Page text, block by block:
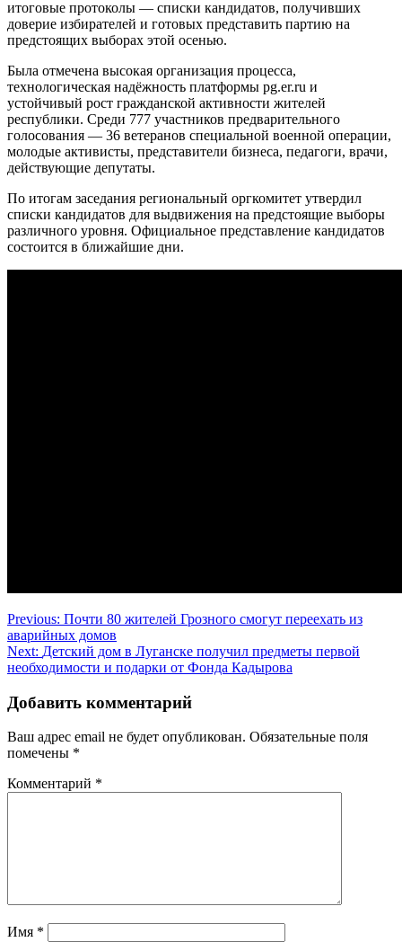
итоговые протоколы — списки кандидатов, получивших
доверие избирателей и готовых представить партию на
предстоящих выборах этой осенью.
Была отмечена высокая организация процесса,
технологическая надёжность платформы pg.er.ru и
устойчивый рост гражданской активности жителей
республики. Среди 777 участников предварительного
голосования — 36 ветеранов специальной военной операции,
молодые активисты, представители бизнеса, педагоги, врачи,
действующие депутаты.
По итогам заседания региональный оргкомитет утвердил
списки кандидатов для выдвижения на предстоящие выборы
различного уровня. Официальное представление кандидатов
состоится в ближайшие дни.
Навигация
по
записям
Previous: Почти 80 жителей Грозного смогут переехать из
аварийных домов
Next: Детский дом в Луганске получил предметы первой
необходимости и подарки от Фонда Кадырова
Добавить комментарий
Ваш адрес email не будет опубликован. Обязательные поля
помечены *
Комментарий *
Имя *